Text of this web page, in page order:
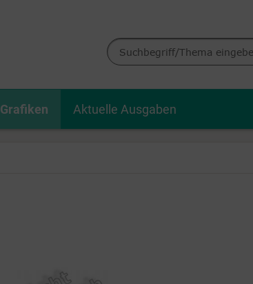
Grafiken Aktuelle Ausgaben